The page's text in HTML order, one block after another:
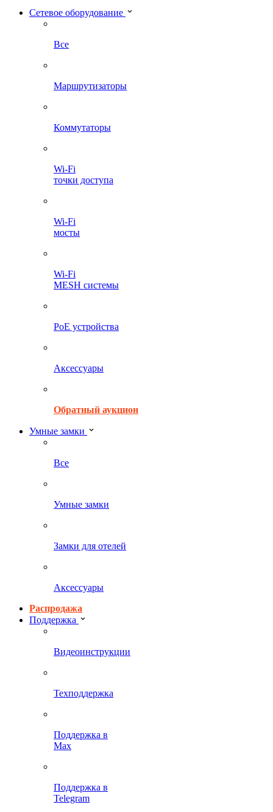
Сетевое оборудование
Все
Маршрутизаторы
Коммутаторы
Wi-Fi
точки доступа
Wi-Fi
мосты
Wi-Fi
MESH системы
PoE устройства
Аксессуары
Обратный аукцион
Умные замки
Все
Умные замки
Замки для отелей
Аксессуары
Распродажа
Поддержка
Видеоинструкции
Техподдержка
Поддержка в
Max
Поддержка в
Telegram